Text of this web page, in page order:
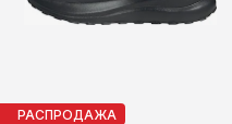
РАСПРОДАЖА